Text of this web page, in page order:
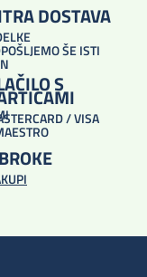
DOSTAVA
ŠE ISTI
S
/ VISA